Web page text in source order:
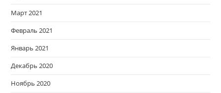
Март 2021
Февраль 2021
Январь 2021
Декабрь 2020
Ноябрь 2020